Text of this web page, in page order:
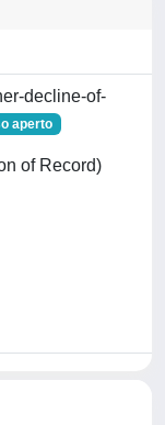
decline-of-
aperto
of Record)